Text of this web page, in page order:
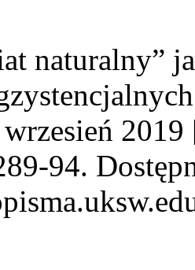
naturalny”
94.